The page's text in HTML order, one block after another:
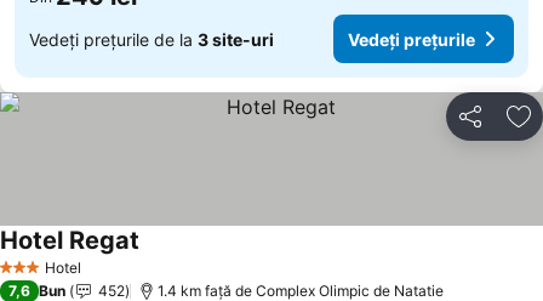
Vedeți prețurile de la 3 site-uri Vedeți prețurile
Distribuiți
3 SteleHotel
Hotel Regat
7,6 Bun 452 1.4 km faţă de Complex Olimpic de Natatie